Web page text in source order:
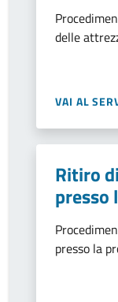
delle
VAI AL
Ritiro
presso
presso la